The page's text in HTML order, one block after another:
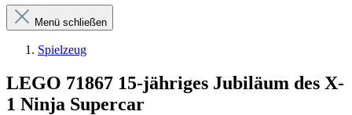
Menü schließen
Spielzeug
LEGO 71867 15-jähriges Jubiläum des X-
1 Ninja Supercar